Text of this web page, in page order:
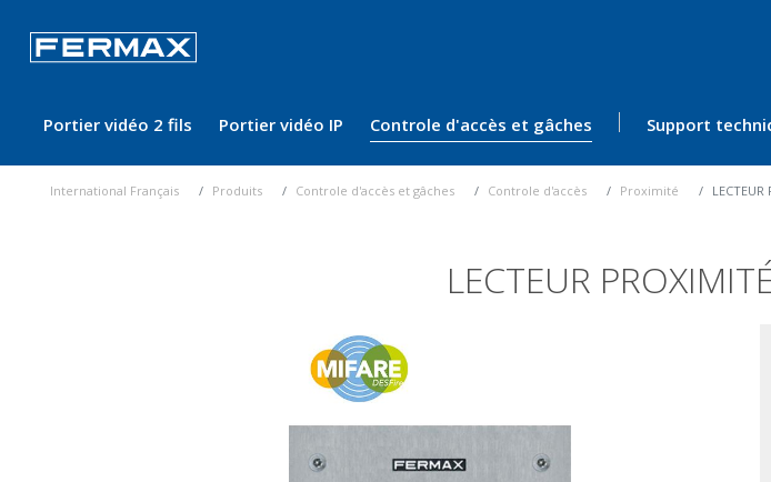
Portier vidéo 2 fils Portier vidéo IP Controle d'accès et gâches Support
International Français Produits Controle d'accès et gâches Controle d'accès Proximité LECTEUR
LECTEUR